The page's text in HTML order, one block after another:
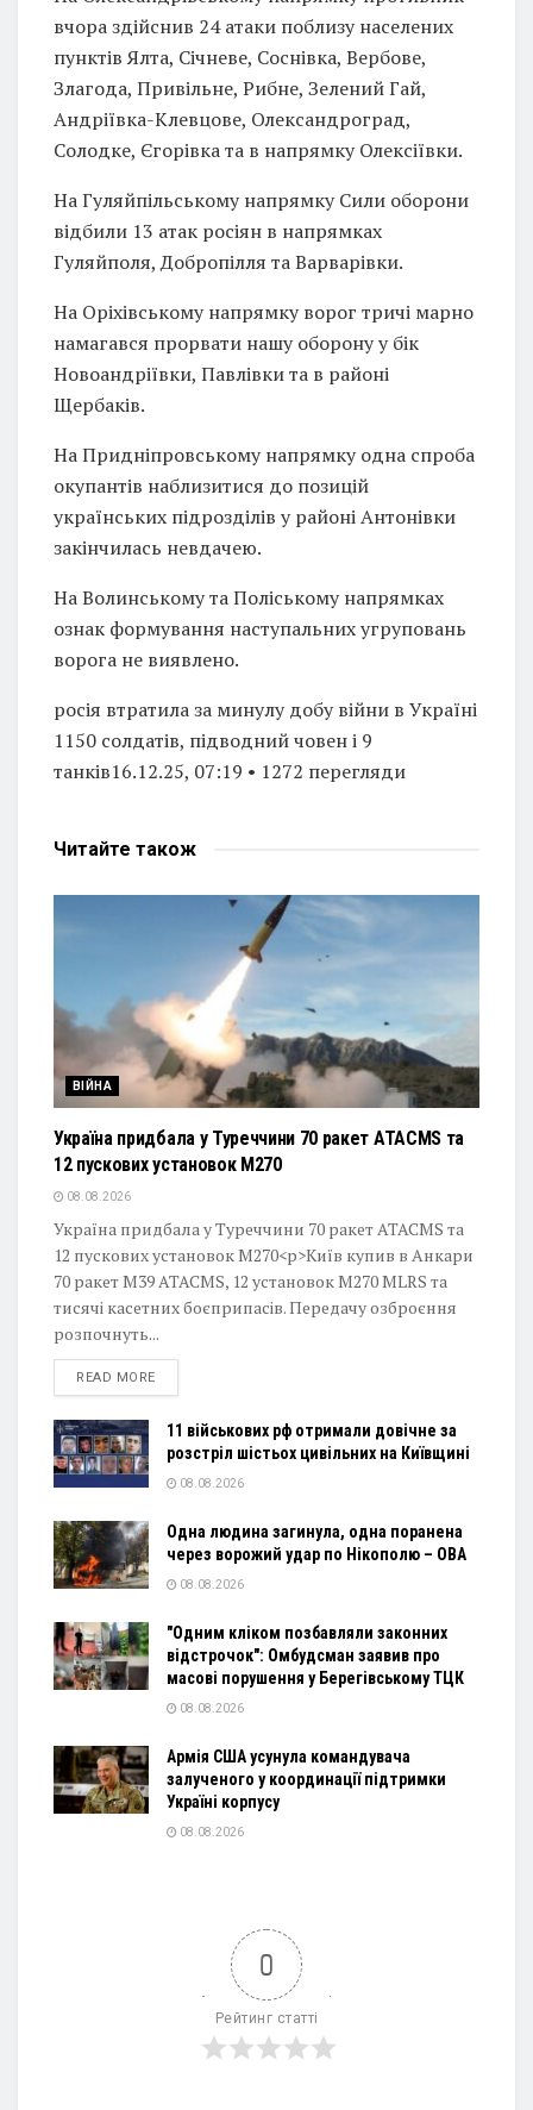
вчора здійснив 24 атаки поблизу населених
пунктів Ялта, Січневе, Соснівка, Вербове,
Злагода, Привільне, Рибне, Зелений Гай,
Андріївка-Клевцове, Олександроград,
Солодке, Єгорівка та в напрямку Олексіївки.
На Гуляйпільському напрямку Сили оборони
відбили 13 атак росіян в напрямках
Гуляйполя, Добропілля та Варварівки.
На Оріхівському напрямку ворог тричі марно
намагався прорвати нашу оборону у бік
Новоандріївки, Павлівки та в районі
Щербаків.
На Придніпровському напрямку одна спроба
окупантів наблизитися до позицій
українських підрозділів у районі Антонівки
закінчилась невдачею.
На Волинському та Поліському напрямках
ознак формування наступальних угруповань
ворога не виявлено.
росія втратила за минулу добу війни в Україні
1150 солдатів, підводний човен і 9
танків16.12.25, 07:19 • 1272 перегляди
Читайте також
ВІЙНА
Україна придбала у Туреччини 70 ракет ATACMS та
12 пускових установок M270
08.08.2026
Україна придбала у Туреччини 70 ракет ATACMS та
12 пускових установок M270<p>Київ купив в Анкари
70 ракет M39 ATACMS, 12 установок M270 MLRS та
тисячі касетних боєприпасів. Передачу озброєння
розпочнуть...
READ MOREDETAILS
11 військових рф отримали довічне за
розстріл шістьох цивільних на Київщині
08.08.2026
Одна людина загинула, одна поранена
через ворожий удар по Нікополю – ОВА
08.08.2026
"Одним кліком позбавляли законних
відстрочок": Омбудсман заявив про
масові порушення у Берегівському ТЦК
08.08.2026
Армія США усунула командувача
залученого у координації підтримки
Україні корпусу
08.08.2026
0
Рейтинг статті